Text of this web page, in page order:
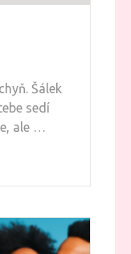
Šálek
sedí
ale …